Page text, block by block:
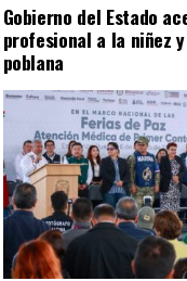
Gobierno del Estado
profesional a la niñez
poblana